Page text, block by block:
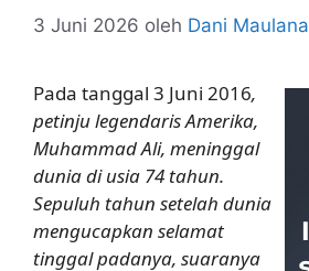
3 Juni 2026 oleh Dani Maulana
Pada tanggal 3 Juni 2016,
petinju legendaris Amerika,
Muhammad Ali, meninggal
dunia di usia 74 tahun.
Sepuluh tahun setelah dunia
mengucapkan selamat
tinggal padanya, suaranya